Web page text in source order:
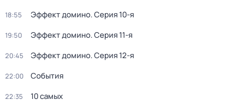
18:55 Эффект домино. Серия 10-я
19:50 Эффект домино. Серия 11-я
20:45 Эффект домино. Серия 12-я
22:00 События
22:35 10 самых